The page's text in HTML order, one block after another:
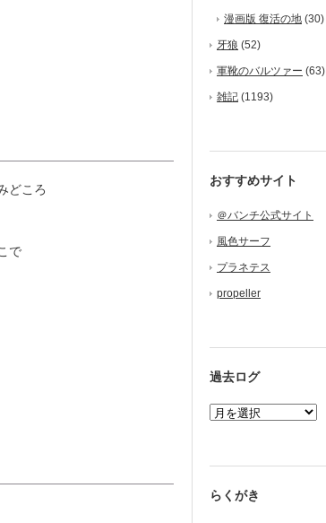
どころ
で
漫画版 復活の地 (30)
牙狼 (52)
軍靴のバルツァー (63)
雑記 (1193)
おすすめサイト
＠バンチ公式サイト
風色サーフ
プラネテス
propeller
過去ログ
らくがき